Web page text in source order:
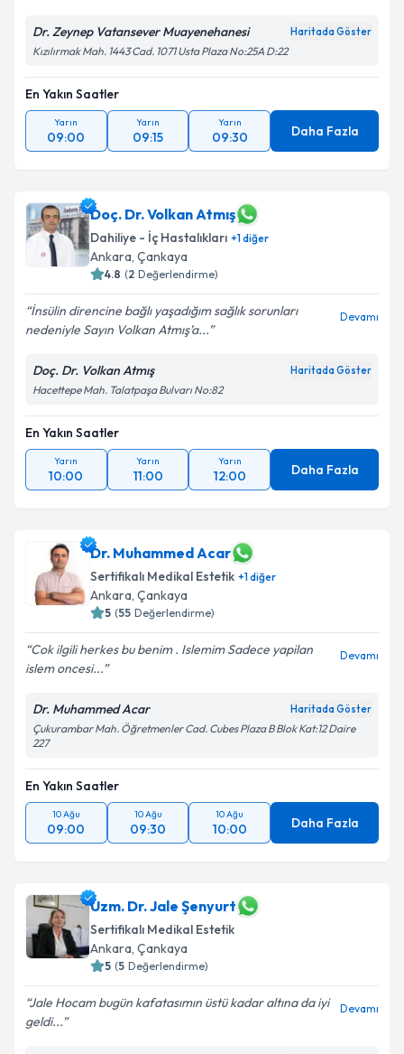
Dr. Zeynep Vatansever Muayenehanesi Haritada Göster
Kızılırmak Mah. 1443 Cad. 1071 Usta Plaza No:25A D:22
En Yakın Saatler
Yarın
09:00
Yarın
09:15
Yarın
09:30 Daha Fazla
Doç. Dr. Volkan Atmış
Dahiliye - İç Hastalıkları +1diğer
Ankara, Çankaya
4.8 (2 Değerlendirme)
İnsülin direncine bağlı yaşadığım sağlık sorunları
nedeniyle Sayın Volkan Atmış’a...
Devamı
Doç. Dr. Volkan Atmış Haritada Göster
Hacettepe Mah. Talatpaşa Bulvarı No:82
En Yakın Saatler
Yarın
10:00
Yarın
11:00
Yarın
12:00 Daha Fazla
Dr. Muhammed Acar
Sertifikalı Medikal Estetik +1diğer
Ankara, Çankaya
5 (55 Değerlendirme)
Cok ilgili herkes bu benim . Islemim Sadece yapilan
islem oncesi...
Devamı
Dr. Muhammed Acar Haritada Göster
Çukurambar Mah. Öğretmenler Cad. Cubes Plaza B Blok Kat:12 Daire
227
En Yakın Saatler
10 Ağu
09:00
10 Ağu
09:30
10 Ağu
10:00 Daha Fazla
Uzm. Dr. Jale Şenyurt
Sertifikalı Medikal Estetik
Ankara, Çankaya
5 (5 Değerlendirme)
Jale Hocam bugün kafatasımın üstü kadar altına da iyi
geldi...
Devamı